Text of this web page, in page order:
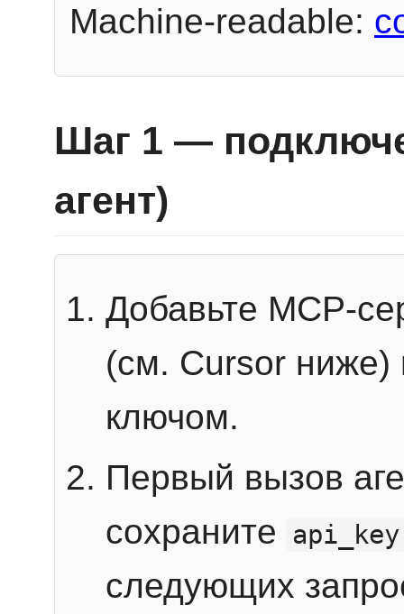
Machine-readable:
Шаг 1 —
агент)
Добавьте MCP-
(см. Cursor ниже)
ключом.
Первый вызов
сохраните
api_key
следующих